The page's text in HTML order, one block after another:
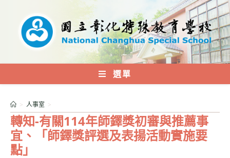
內
選單
轉知-有關114年師鐸獎初審與推薦事
宜、「師鐸獎評選及表揚活動實施要
點」
> 人事室 >